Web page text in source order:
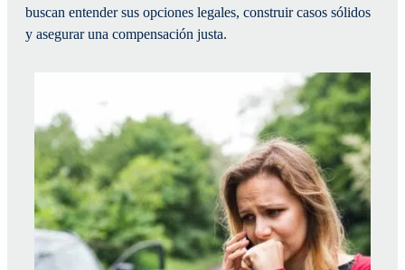
buscan entender sus opciones legales, construir casos sólidos
y asegurar una compensación justa.